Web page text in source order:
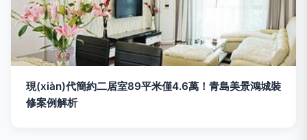
現(xiàn)代簡約二居室89平米僅4.6萬！青島美景鴻城裝
修案例解析